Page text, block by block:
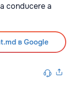
conducere a
в Google